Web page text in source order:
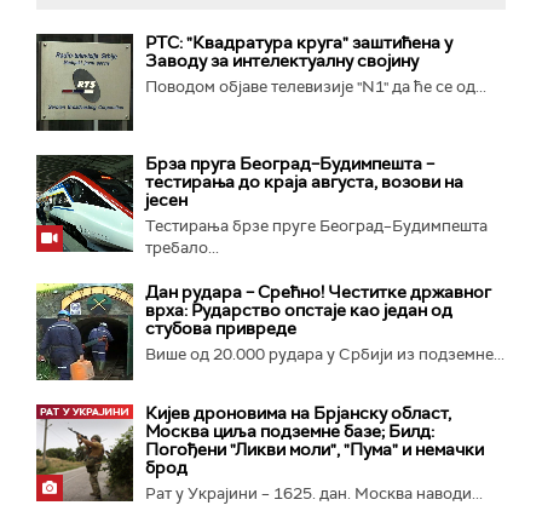
РТС: "Квадратура круга" заштићена у
Заводу за интелектуалну својину
Поводом објаве телевизије "N1" да ће се од...
Брза пруга Београд–Будимпешта –
тестирања до краја августа, возови на
јесен
Тестирања брзе пруге Београд–Будимпешта
требало...
Дан рудара – Срећно! Честитке државног
врха: Рударство опстаје као један од
стубова привреде
Више од 20.000 рудара у Србији из подземне...
Кијев дроновима на Брјанску област,
Москва циља подземне базе; Билд:
Погођени "Ликви моли", "Пума" и немачки
брод
Рат у Украјини – 1625. дан. Москва наводи...